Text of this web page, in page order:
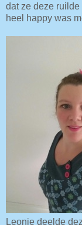
dat ze deze
heel happy was
Leonie deelde